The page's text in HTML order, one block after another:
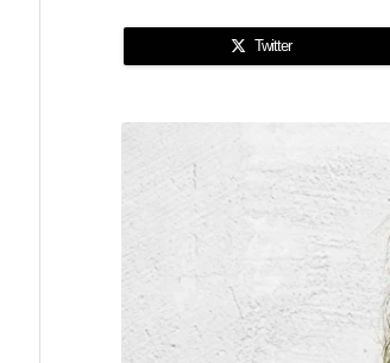
Twitter